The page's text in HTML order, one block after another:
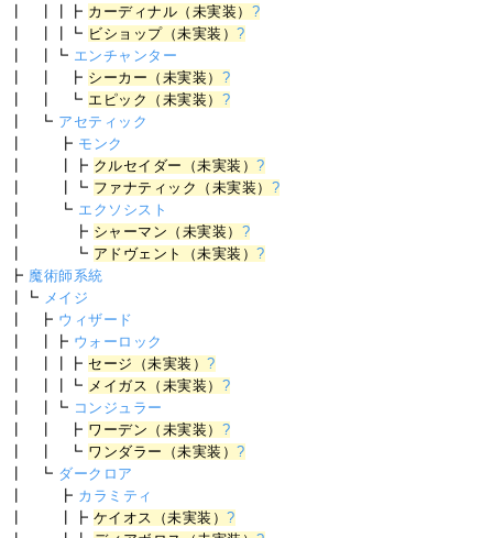
┃ ┃┃┣ カーディナル（未実装） ?
┃ ┃┃┗ ビショップ（未実装）?
┃ ┃┗ エンチャンター
┃ ┃ ┣ シーカー（未実装） ?
┃ ┃ ┗ エピック（未実装） ?
┃ ┗ アセティック
┃ ┣ モンク
┃ ┃┣ クルセイダー（未実装）?
┃ ┃┗ ファナティック（未実装） ?
┃ ┗ エクソシスト
┃ ┣ シャーマン（未実装） ?
┃ ┗ アドヴェント（未実装）?
┣ 魔術師系統
┃┗ メイジ
┃ ┣ ウィザード
┃ ┃┣ ウォーロック
┃ ┃┃┣ セージ（未実装）?
┃ ┃┃┗ メイガス（未実装） ?
┃ ┃┗ コンジュラー
┃ ┃ ┣ ワーデン（未実装） ?
┃ ┃ ┗ ワンダラー（未実装）?
┃ ┗ ダークロア
┃ ┣ カラミティ
┃ ┃┣ ケイオス（未実装）?